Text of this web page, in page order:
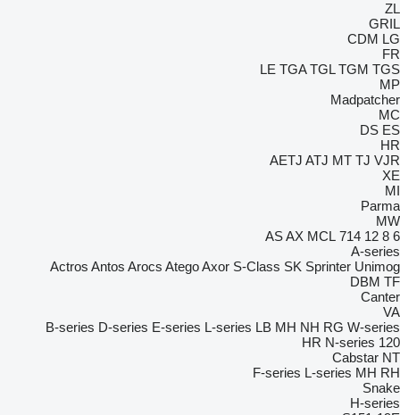
ZL
GRIL
CDM LG
FR
LE TGA TGL TGM TGS
MP
Madpatcher
MC
DS ES
HR
AETJ ATJ MT TJ VJR
XE
MI
Parma
MW
6
8
12
714
ASAX MCL
A-series
Actros Antos Arocs AtegoAxor S-Class SK Sprinter Unimog
DBM TF
Canter
VA
B-series D-series E-series L-series LB MH NH RG W-series
120
HR N-series
Cabstar NT
F-series L-series MH RH
Snake
H-series